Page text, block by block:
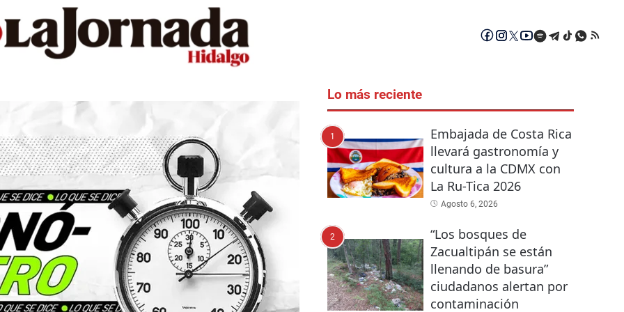
Lo más reciente
1
Embajada de Costa Rica
llevará gastronomía y
cultura a la CDMX con
La Ru-Tica 2026
Agosto 6, 2026
2
“Los bosques de
Zacualtipán se están
llenando de basura”
ciudadanos alertan por
contaminación